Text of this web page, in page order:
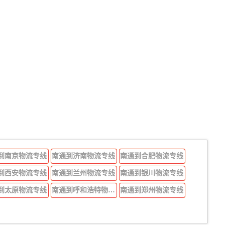
南京物流专线 南通到济南物流专线 南通到合肥物流专线
西安物流专线 南通到兰州物流专线 南通到银川物流专线
太原物流专线 南通到呼和浩特物流专线 南通到郑州物流专线